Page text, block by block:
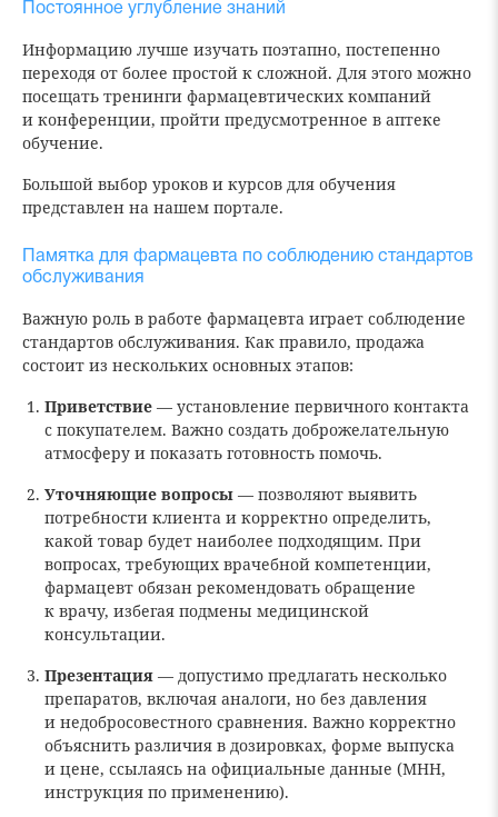
Постоянное углубление знаний
Информацию лучше изучать поэтапно, постепенно
переходя от более простой к сложной. Для этого можно
посещать тренинги фармацевтических компаний
и конференции, пройти предусмотренное в аптеке
обучение.
Большой выбор уроков и курсов для обучения
представлен на нашем портале.
Памятка для фармацевта по соблюдению стандартов
обслуживания
Важную роль в работе фармацевта играет соблюдение
стандартов обслуживания. Как правило, продажа
состоит из нескольких основных этапов:
Приветствие — установление первичного контакта
с покупателем. Важно создать доброжелательную
атмосферу и показать готовность помочь.
Уточняющие вопросы — позволяют выявить
потребности клиента и корректно определить,
какой товар будет наиболее подходящим. При
вопросах, требующих врачебной компетенции,
фармацевт обязан рекомендовать обращение
к врачу, избегая подмены медицинской
консультации.
Презентация — допустимо предлагать несколько
препаратов, включая аналоги, но без давления
и недобросовестного сравнения. Важно корректно
объяснить различия в дозировках, форме выпуска
и цене, ссылаясь на официальные данные (МНН,
инструкция по применению).